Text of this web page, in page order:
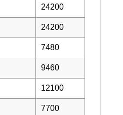
24200
24200
7480
9460
12100
7700